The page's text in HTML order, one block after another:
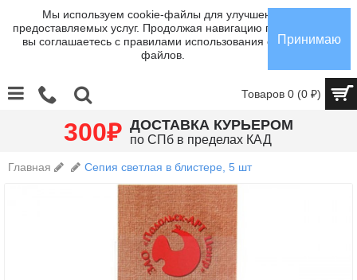
Мы используем cookie-файлы для улучшения
предоставляемых услуг. Продолжая навигацию по сайту,
вы соглашаетесь с правилами использования cookie-
файлов.
Принимаю
Товаров 0 (0 ₽)
300₽ ДОСТАВКА КУРЬЕРОМ
по СПб в пределах КАД
Главная Сепия светлая в блистере, 5 шт